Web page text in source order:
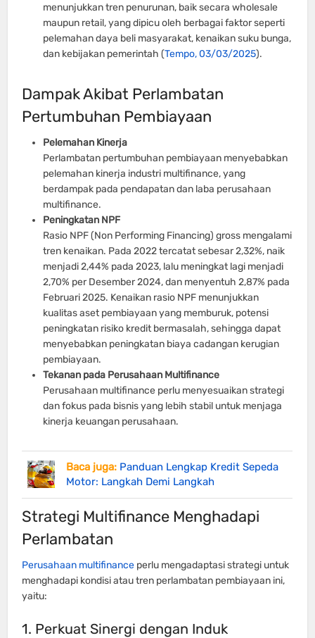
menunjukkan tren penurunan, baik secara wholesale
maupun retail, yang dipicu oleh berbagai faktor seperti
pelemahan daya beli masyarakat, kenaikan suku bunga,
dan kebijakan pemerintah (Tempo, 03/03/2025).
Dampak Akibat Perlambatan
Pertumbuhan Pembiayaan
Pelemahan Kinerja
Perlambatan pertumbuhan pembiayaan menyebabkan
pelemahan kinerja industri multifinance, yang
berdampak pada pendapatan dan laba perusahaan
multifinance.
Peningkatan NPF
Rasio NPF (Non Performing Financing) gross mengalami
tren kenaikan. Pada 2022 tercatat sebesar 2,32%, naik
menjadi 2,44% pada 2023, lalu meningkat lagi menjadi
2,70% per Desember 2024, dan menyentuh 2,87% pada
Februari 2025. Kenaikan rasio NPF menunjukkan
kualitas aset pembiayaan yang memburuk, potensi
peningkatan risiko kredit bermasalah, sehingga dapat
menyebabkan peningkatan biaya cadangan kerugian
pembiayaan.
Tekanan pada Perusahaan Multifinance
Perusahaan multifinance perlu menyesuaikan strategi
dan fokus pada bisnis yang lebih stabil untuk menjaga
kinerja keuangan perusahaan.
Baca juga: Panduan Lengkap Kredit Sepeda
Motor: Langkah Demi Langkah
Strategi Multifinance Menghadapi
Perlambatan
Perusahaan multifinance perlu mengadaptasi strategi untuk
menghadapi kondisi atau tren perlambatan pembiayaan ini,
yaitu:
1. Perkuat Sinergi dengan Induk